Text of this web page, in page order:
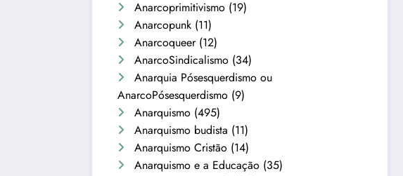
Anarcoprimitivismo (19)
Anarcopunk (11)
Anarcoqueer(12)
AnarcoSindicalismo (34)
Anarquia Pósesquerdismo ou
AnarcoPósesquerdismo (9)
Anarquismo (495)
Anarquismo budista (11)
Anarquismo Cristão (14)
Anarquismo e a Educação (35)